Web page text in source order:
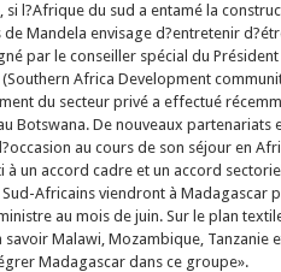
si l?Afrique du sud a entamé la
de Mandela envisage d?entretenir
par le conseiller spécial du
(Southern Africa Development
du secteur privé a effectué
Botswana. De nouveaux partenariats
au cours de son séjour en
à un accord cadre et un accord
Africains viendront à Madagascar
au mois de juin. Sur le plan
savoir Malawi, Mozambique, Tanzanie
Madagascar dans ce groupe».